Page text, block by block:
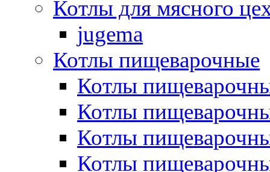
Котлы для мясного
jugema
Котлы пищеварочные
Котлы
Котлы
Котлы
Котлы